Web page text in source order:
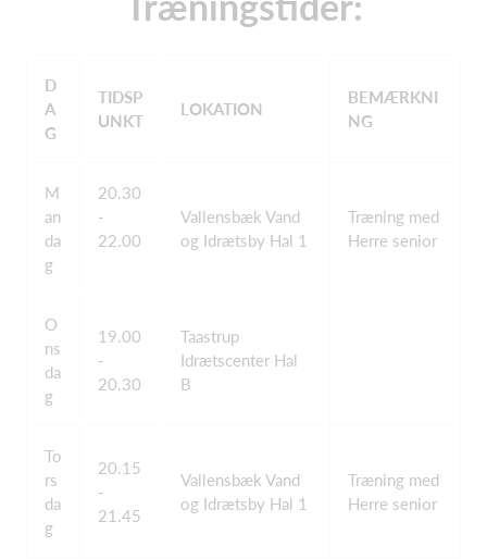
D
A
G
TIDSP
UNKT
LOKATION
BEMÆRKNI
NG
M
an
da
g
20.30
-
22.00
Vallensbæk Vand
og Idrætsby Hal 1
Træning med
Herre senior
O
ns
da
g
19.00
-
20.30
Taastrup
Idrætscenter Hal
B
To
rs
da
g
20.15
-
21.45
Vallensbæk Vand
og Idrætsby Hal 1
Træning med
Herre senior